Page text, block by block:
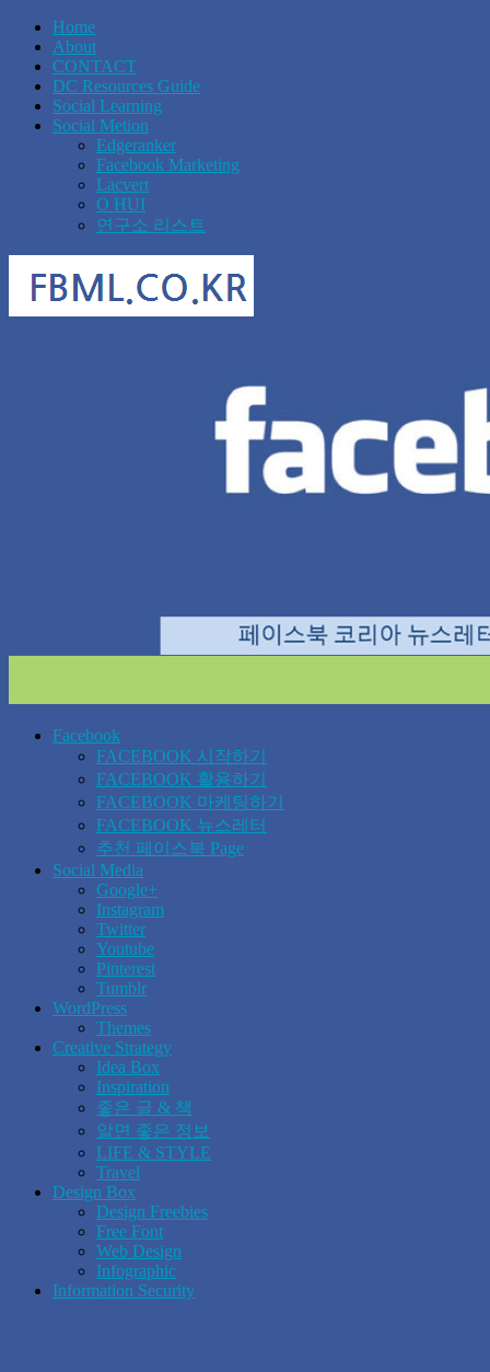
Home
About
CONTACT
DC Resources Guide
Social Learning
Social Metion
Edgeranker
Facebook Marketing
Lacvert
O HUI
연구소 리스트
Facebook
FACEBOOK 시작하기
FACEBOOK 활용하기
FACEBOOK 마케팅하기
FACEBOOK 뉴스레터
추천 페이스북 Page
Social Media
Google+
Instagram
Twitter
Youtube
Pinterest
Tumblr
WordPress
Themes
Creative Strategy
Idea Box
Inspiration
좋은 글 & 책
알면 좋은 정보
LIFE & STYLE
Travel
Design Box
Design Freebies
Free Font
Web Design
Infographic
Information Security